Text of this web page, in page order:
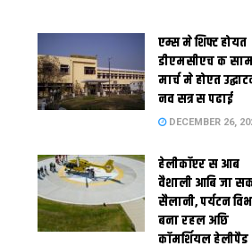
एम्स मे शिफ्ट होयत
डीएमसीएच क
मार्च मे होएत
नव सत्र स पढाई
DECEMBER 26,
हेलीकॉप्टर स आब
वैशाली आबि जा
सैलानी, पर्यटन
बना रहल अछि
कॉमर्शियल हेलीपैड